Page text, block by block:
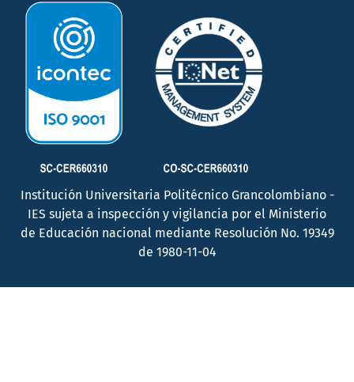
Institución Universitaria Politécnico Grancolombiano -
IES sujeta a inspección y vigilancia por el Ministerio
de Educación nacional mediante Resolución No. 19349
de 1980-11-04